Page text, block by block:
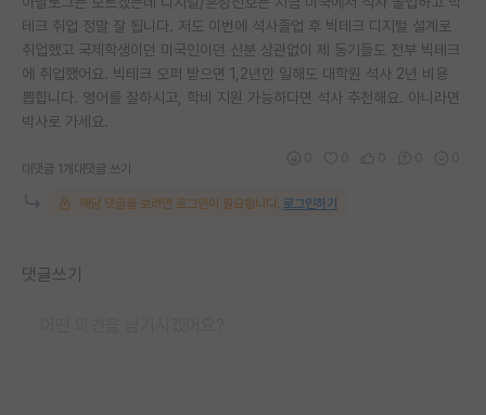
테크 취업 정말 잘 됩니다. 저도 이번에 석사졸업 후 빅테크 디지털 설계로
취업했고 국제학생이던 미국인이던 신분 상관없이 제 동기들도 전부 빅테크
에 취업했어요. 빅테크 오퍼 받으면 1,2년만 일해도 대학원 석사 2년 비용
뽑힙니다. 영어를 잘하시고, 학비 지원 가능하다면 석사 추천해요. 아니라면
박사로 가세요.
대댓글 1개 대댓글 쓰기
해당 댓글을 보려면 로그인이 필요합니다. 로그인하기
댓글쓰기